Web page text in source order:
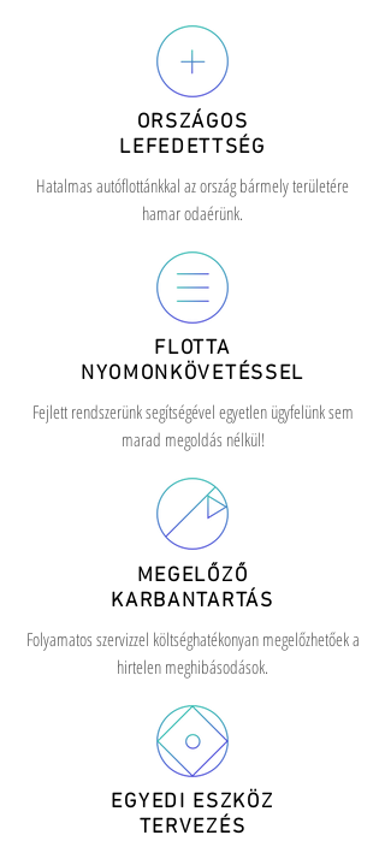
ORSZÁGOS
LEFEDETTSÉG
Hatalmas autóflottánkkal az ország bármely területére
hamar odaérünk.
FLOTTA
NYOMONKÖVETÉSSEL
Fejlett rendszerünk segítségével egyetlen ügyfelünk sem
marad megoldás nélkül!
MEGELŐZŐ
KARBANTARTÁS
Folyamatos szervizzel költséghatékonyan megelőzhetőek a
hirtelen meghibásodások.
EGYEDI ESZKÖZ
TERVEZÉS